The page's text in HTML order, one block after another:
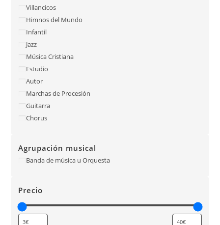
Villancicos
Himnos del Mundo
Infantil
Jazz
Música Cristiana
Estudio
Autor
Marchas de Procesión
Guitarra
Chorus
Agrupación musical
Banda de música u Orquesta
Precio